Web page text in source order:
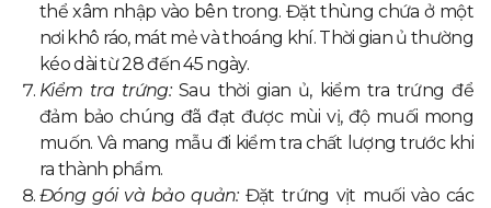
thể xâm nhập vào bên trong. Đặt thùng chứa ở một
nơi khô ráo, mát mẻ và thoáng khí. Thời gian ủ thường
kéo dài từ 28 đến 45 ngày.
Kiểm tra trứng:Sau thời gian ủ, kiểm tra trứng để
đảm bảo chúng đã đạt được mùi vị, độ muối mong
muốn. Và mang mẫu đi kiểm tra chất lượng trước khi
ra thành phẩm.
Đóng gói và bảo quản:Đặt trứng vịt muối vào các